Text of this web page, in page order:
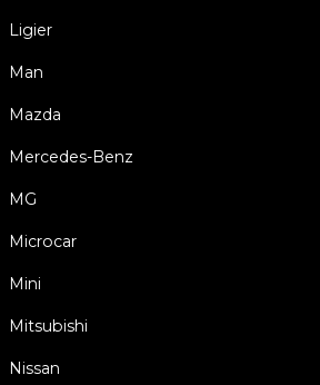
Ligier
Man
Mazda
Mercedes-Benz
MG
Microcar
Mini
Mitsubishi
Nissan